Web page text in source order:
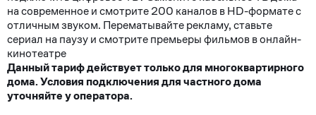
на современное и смотрите 200 каналов в HD-формате с
отличным звуком. Перематывайте рекламу, ставьте
сериал на паузу и смотрите премьеры фильмов в онлайн-
кинотеатре
Данный тариф действует только для многоквартирного
дома. Условия подключения для частного дома
уточняйте у оператора.